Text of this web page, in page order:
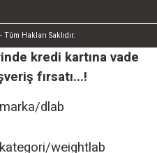
Hakları Saklıdır.
kredi kartına vade
fırsatı...!
dlab
weightlab